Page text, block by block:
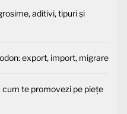
aditivi, tipuri și
export, import, migrare
te promovezi pe piețe